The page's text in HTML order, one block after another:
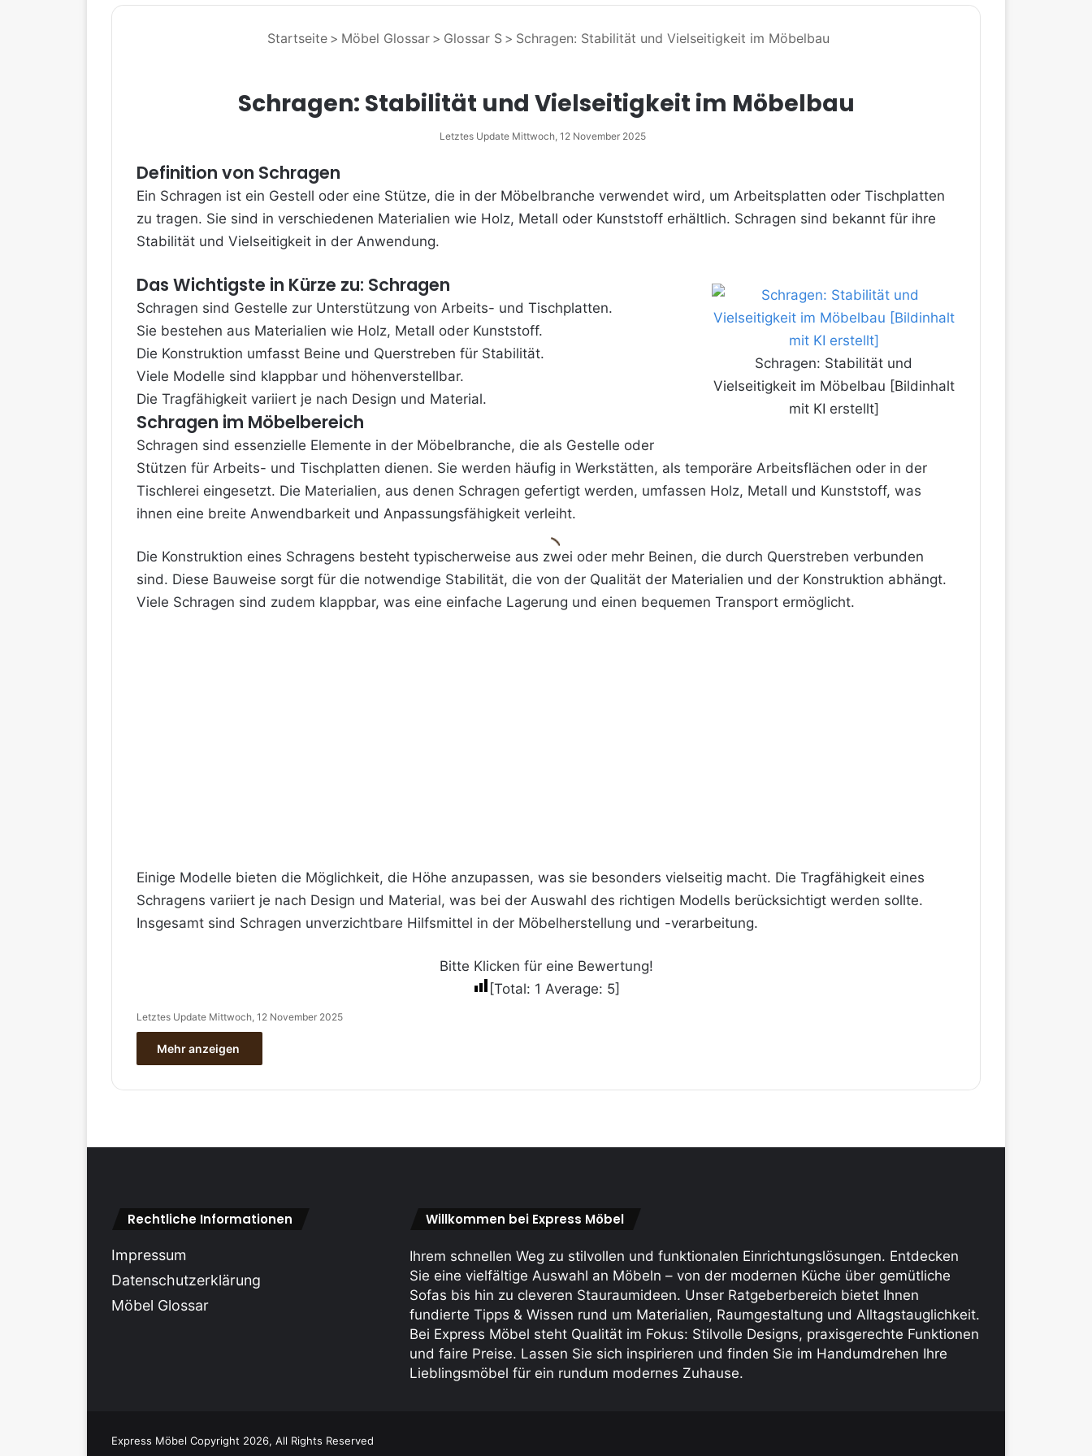
Startseite > Möbel Glossar > Glossar S > Schragen: Stabilität und Vielseitigkeit im Möbelbau
Schragen: Stabilität und Vielseitigkeit im Möbelbau
Letztes Update Mittwoch, 12 November 2025
Definition von Schragen
Ein Schragen ist ein Gestell oder eine Stütze, die in der Möbelbranche verwendet wird, um Arbeitsplatten oder Tischplatten
zu tragen. Sie sind in verschiedenen Materialien wie Holz, Metall oder Kunststoff erhältlich. Schragen sind bekannt für ihre
Stabilität und Vielseitigkeit in der Anwendung.
Schragen: Stabilität und
Vielseitigkeit im Möbelbau [Bildinhalt
mit KI erstellt]
Das Wichtigste in Kürze zu: Schragen
Schragen sind Gestelle zur Unterstützung von Arbeits- und Tischplatten.
Sie bestehen aus Materialien wie Holz, Metall oder Kunststoff.
Die Konstruktion umfasst Beine und Querstreben für Stabilität.
Viele Modelle sind klappbar und höhenverstellbar.
Die Tragfähigkeit variiert je nach Design und Material.
Schragen im Möbelbereich
Schragen sind essenzielle Elemente in der Möbelbranche, die als Gestelle oder
Stützen für Arbeits- und Tischplatten dienen. Sie werden häufig in Werkstätten, als temporäre Arbeitsflächen oder in der
Tischlerei eingesetzt. Die Materialien, aus denen Schragen gefertigt werden, umfassen Holz, Metall und Kunststoff, was
ihnen eine breite Anwendbarkeit und Anpassungsfähigkeit verleiht.
Die Konstruktion eines Schragens besteht typischerweise aus zwei oder mehr Beinen, die durch Querstreben verbunden
sind. Diese Bauweise sorgt für die notwendige Stabilität, die von der Qualität der Materialien und der Konstruktion abhängt.
Viele Schragen sind zudem klappbar, was eine einfache Lagerung und einen bequemen Transport ermöglicht.
Einige Modelle bieten die Möglichkeit, die Höhe anzupassen, was sie besonders vielseitig macht. Die Tragfähigkeit eines
Schragens variiert je nach Design und Material, was bei der Auswahl des richtigen Modells berücksichtigt werden sollte.
Insgesamt sind Schragen unverzichtbare Hilfsmittel in der Möbelherstellung und -verarbeitung.
Bitte Klicken für eine Bewertung!
[Total: 1 Average: 5]
Letztes Update Mittwoch, 12 November 2025
Mehr anzeigen
Rechtliche Informationen
Impressum
Datenschutzerklärung
Möbel Glossar
Willkommen bei Express Möbel
Ihrem schnellen Weg zu stilvollen und funktionalen Einrichtungslösungen. Entdecken
Sie eine vielfältige Auswahl an Möbeln – von der modernen Küche über gemütliche
Sofas bis hin zu cleveren Stauraum­ideen. Unser Ratgeberbereich bietet Ihnen
fundierte Tipps & Wissen rund um Materialien, Raumgestaltung und Alltagstauglichkeit.
Bei Express Möbel steht Qualität im Fokus: Stilvolle Designs, praxis­gerechte Funktionen
und faire Preise. Lassen Sie sich inspirieren und finden Sie im Handumdrehen Ihre
Lieblings­möbel für ein rundum modernes Zuhause.
Express Möbel Copyright 2026, All Rights Reserved